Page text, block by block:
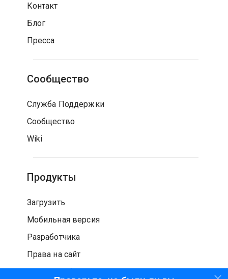
Контакт
Блог
Пресса
Сообщество
Служба Поддержки
Сообщество
Wiki
Продукты
Загрузить
Мобильная версия
Разработчика
Права на сайт
Проверка безопасности